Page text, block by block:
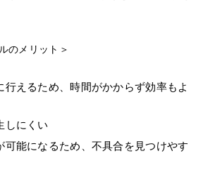
のメリット＞
行えるため、時間がかからず効率もよ
しにくい
可能になるため、不具合を見つけやす